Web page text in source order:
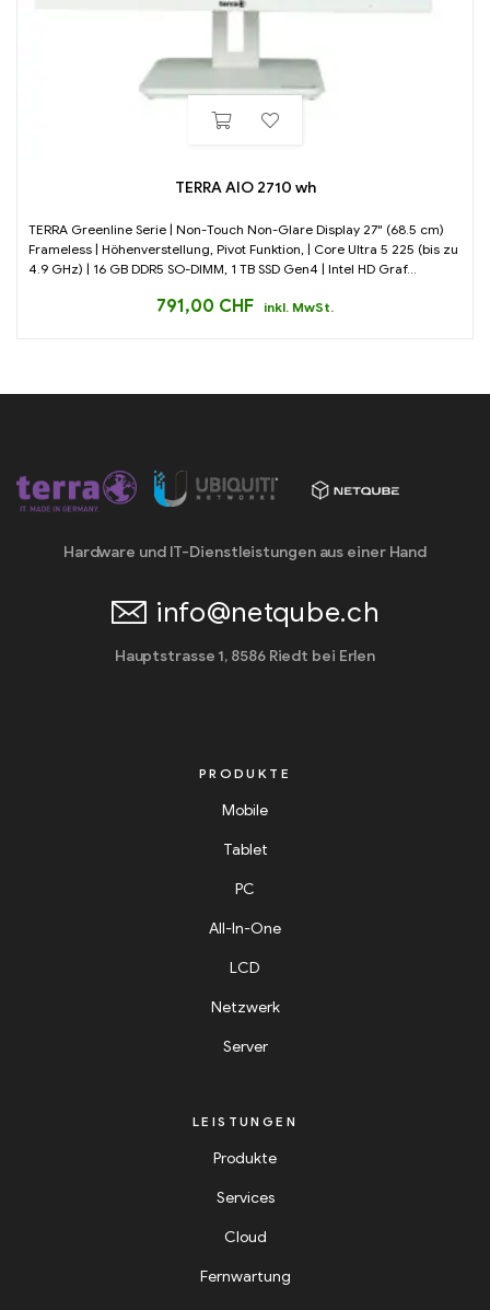
TERRA AIO 2710 wh
TERRA Greenline Serie | Non-Touch Non-Glare Display 27" (68.5 cm)
Frameless | Höhenverstellung, Pivot Funktion, | Core Ultra 5 225 (bis zu
4.9 GHz) | 16 GB DDR5 SO-DIMM, 1 TB SSD Gen4 | Intel HD Graf...
791,00 CHF inkl. MwSt.
Hardware und IT-Dienstleistungen aus einer Hand
info@netqube.ch
Hauptstrasse 1, 8586 Riedt bei Erlen
PRODUKTE
Mobile
Tablet
PC
All-In-One
LCD
Netzwerk
Server
LEISTUNGEN
Produkte
Services
Cloud
Fernwartung